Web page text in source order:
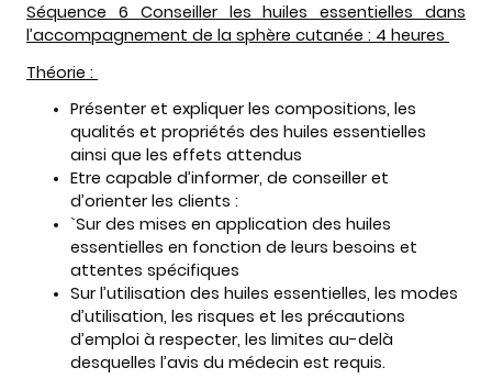
Séquence 6 Conseiller les huiles essentielles dans
l’accompagnement de la sphère cutanée : 4 heures
Théorie :
Présenter et expliquer les compositions, les
qualités et propriétés des huiles essentielles
ainsi que les effets attendus
Etre capable d’informer, de conseiller et
d’orienter les clients :
`Sur des mises en application des huiles
essentielles en fonction de leurs besoins et
attentes spécifiques
Sur l’utilisation des huiles essentielles, les modes
d’utilisation, les risques et les précautions
d’emploi à respecter, les limites au-delà
desquelles l’avis du médecin est requis.